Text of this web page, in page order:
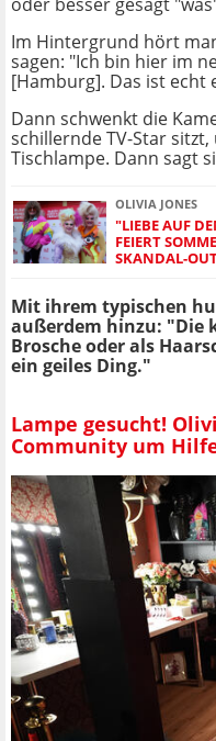
Im Hintergrund hört
sagen: "Ich bin hier im
[Hamburg]. Das ist echt
Dann schwenkt die
schillernde TV-Star
Tischlampe. Dann sagt
OLIVIA JONES
"LIEBE AUF
FEIERT
SKANDAL-
Mit ihrem typischen
außerdem hinzu: "Die
Brosche oder als
ein geiles Ding."
Lampe gesucht!
Community um